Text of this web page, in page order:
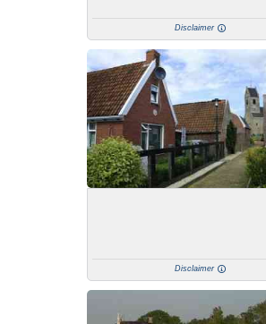
Disclaimer
Disclaimer